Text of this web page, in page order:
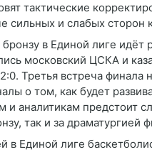
тактические
сильных и слабых сторон
в Единой лиге
московский ЦСКА и
Третья встреча
о том, как будет
аналитикам предстоит
так и за драматургией
в Единой лиге